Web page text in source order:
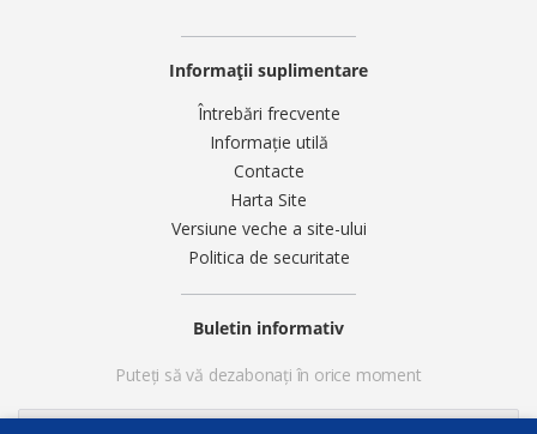
Informații suplimentare
Întrebări frecvente
Informație utilă
Contacte
Harta Site
Versiune veche a site-ului
Politica de securitate
Buletin informativ
Puteți să vă dezabonați în orice moment